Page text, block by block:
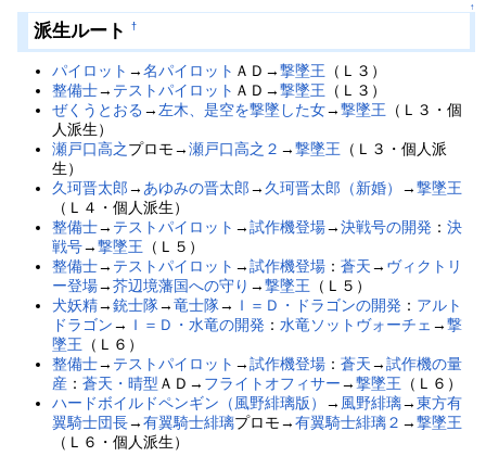
↑
派生ルート †
パイロット →名パイロット ＡＤ→撃墜王 （Ｌ３）
整備士→ テストパイロット ＡＤ→撃墜王 （Ｌ３）
ぜくうとおる → 左木、是空を撃墜した女→撃墜王 （Ｌ３・個
人派生）
瀬戸口高之プロモ→瀬戸口高之２ →撃墜王 （Ｌ３・個人派
生）
久珂晋太郎→ あゆみの晋太郎→ 久珂晋太郎（新婚） →撃墜王
（Ｌ４・個人派生）
整備士→ テストパイロット →試作機登場→決戦号の開発 ：決
戦号→撃墜王 （Ｌ５）
整備士→ テストパイロット →試作機登場 ：蒼天→ ヴィクトリ
ー登場→芥辺境藩国への守り →撃墜王 （Ｌ５）
犬妖精→銃士隊→竜士隊→ Ｉ＝Ｄ・ドラゴンの開発 ： アルト
ドラゴン→ Ｉ＝Ｄ・水竜の開発 ：水竜ソットヴォーチェ →撃
墜王 （Ｌ６）
整備士→ テストパイロット →試作機登場 ：蒼天→試作機の量
産 ：蒼天・晴型 ＡＤ→ フライトオフィサー→撃墜王 （Ｌ６）
ハードボイルドペンギン（風野緋璃版）
→ 風野緋璃→東方有
翼騎士団長→有翼騎士緋璃プロモ→有翼騎士緋璃２ →撃墜王
（Ｌ６・個人派生）